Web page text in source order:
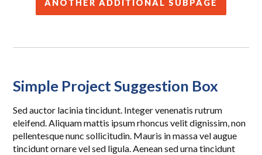
ANOTHER ADDITIONAL SUBPAGE
Simple Project Suggestion Box
Sed auctor lacinia tincidunt. Integer venenatis rutrum
eleifend. Aliquam mattis ipsum rhoncus velit dignissim, non
pellentesque nunc sollicitudin. Mauris in massa vel augue
tincidunt ornare vel sed ligula. Aenean sed urna tincidunt